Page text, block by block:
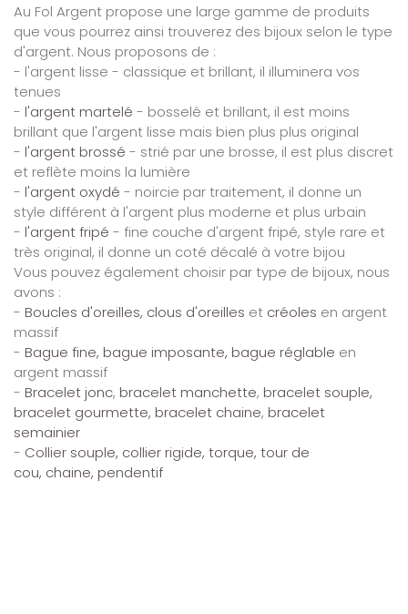
Au Fol Argent propose une large gamme de produits
que vous pourrez ainsi trouverez des bijoux selon le type
d'argent. Nous proposons de :
- l'argent lisse - classique et brillant, il illuminera vos
tenues
- l'argent martelé - bosselé et brillant, il est moins
brillant que l'argent lisse mais bien plus plus original
- l'argent brossé - strié par une brosse, il est plus discret
et reflète moins la lumière
- l'argent oxydé - noircie par traitement, il donne un
style différent à l'argent plus moderne et plus urbain
- l'argent fripé - fine couche d'argent fripé, style rare et
très original, il donne un coté décalé à votre bijou
Vous pouvez également choisir par type de bijoux, nous
avons :
- Boucles d'oreilles, clous d'oreilles et créoles en argent
massif
- Bague fine, bague imposante, bague réglable en
argent massif
- Bracelet jonc, bracelet manchette, bracelet souple,
bracelet gourmette, bracelet chaine, bracelet
semainier
- Collier souple, collier rigide, torque, tour de
cou, chaine, pendentif